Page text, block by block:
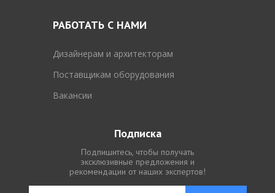
РАБОТАТЬ С НАМИ
Дизайнерам и архитекторам
Поставщикам оборудования
Вакансии
Подписка
Подпишитесь, чтобы получать
эксклюзивные предложения и
рекомендации от наших экспертов!